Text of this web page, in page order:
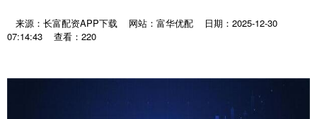
来源：长富配资APP下载 网站：富华优配
日期：2025-12-30
07:14:43
查看：220